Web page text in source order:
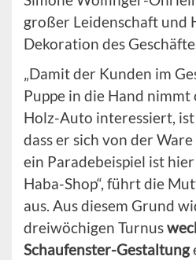
großer Leidenschaft und
Dekoration des
„Damit der Kunden im
Puppe in die Hand
Holz-Auto interessiert,
dass er sich von der
ein Paradebeispiel ist
Haba-Shop“, führt die
aus. Aus diesem Grund
dreiwöchigen Turnus
Schaufenster-Gestaltung